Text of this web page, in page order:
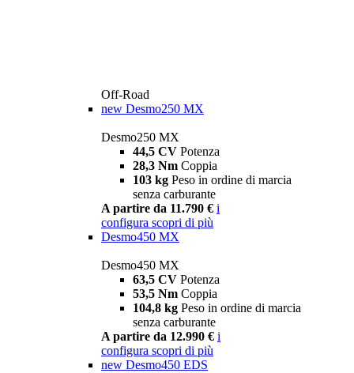
Off-Road
new Desmo250 MX
Desmo250 MX
44,5 CV Potenza
28,3 Nm Coppia
103 kg Peso in ordine di marcia
senza carburante
A partire da 11.790 € i
configura scopri di più
Desmo450 MX
Desmo450 MX
63,5 CV Potenza
53,5 Nm Coppia
104,8 kg Peso in ordine di marcia
senza carburante
A partire da 12.990 € i
configura scopri di più
new Desmo450 EDS